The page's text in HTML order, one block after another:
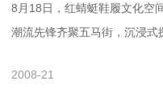
​8月18日，红蜻蜓鞋履文化空
潮流先锋齐聚五马街，沉浸式
2008-21